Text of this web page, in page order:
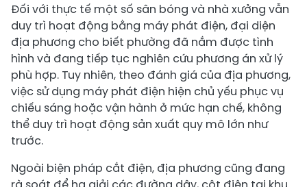
Đối với thực tế một số sân bóng và nhà xưởng vẫn
duy trì hoạt động bằng máy phát điện, đại diện
địa phương cho biết phường đã nắm được tình
hình và đang tiếp tục nghiên cứu phương án xử lý
phù hợp. Tuy nhiên, theo đánh giá của địa phương,
việc sử dụng máy phát điện hiện chủ yếu phục vụ
chiếu sáng hoặc vận hành ở mức hạn chế, không
thể duy trì hoạt động sản xuất quy mô lớn như
trước.
Ngoài biện pháp cắt điện, địa phương cũng đang